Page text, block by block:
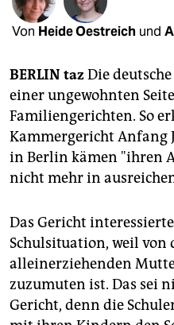
unterstützen
genossenschaft
epaper login
Von Heide Oestreich und
BERLIN taz Die
einer ungewohnten
Familiengerichten. So
Kammergericht Anfang
in Berlin kämen "ihren
nicht mehr in
Das Gericht
Schulsituation, weil von
alleinerziehenden
zuzumuten ist. Das sei
Gericht, denn die